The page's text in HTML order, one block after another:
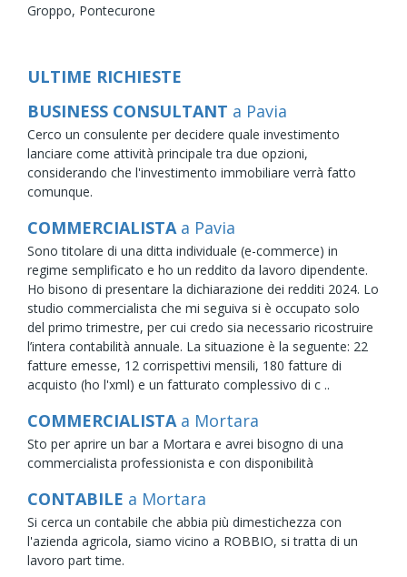
Groppo, Pontecurone
ULTIME RICHIESTE
BUSINESS CONSULTANT a Pavia
Cerco un consulente per decidere quale investimento
lanciare come attività principale tra due opzioni,
considerando che l'investimento immobiliare verrà fatto
comunque.
COMMERCIALISTA a Pavia
Sono titolare di una ditta individuale (e-commerce) in
regime semplificato e ho un reddito da lavoro dipendente.
Ho bisono di presentare la dichiarazione dei redditi 2024. Lo
studio commercialista che mi seguiva si è occupato solo
del primo trimestre, per cui credo sia necessario ricostruire
l’intera contabilità annuale. La situazione è la seguente: 22
fatture emesse, 12 corrispettivi mensili, 180 fatture di
acquisto (ho l'xml) e un fatturato complessivo di c ..
COMMERCIALISTA a Mortara
Sto per aprire un bar a Mortara e avrei bisogno di una
commercialista professionista e con disponibilità
CONTABILE a Mortara
Si cerca un contabile che abbia più dimestichezza con
l'azienda agricola, siamo vicino a ROBBIO, si tratta di un
lavoro part time.